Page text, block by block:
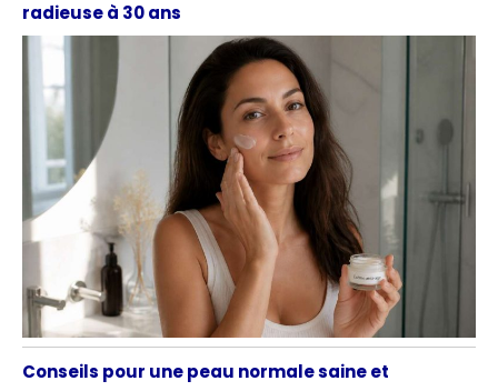
radieuse à 30 ans
Conseils pour une peau normale saine et